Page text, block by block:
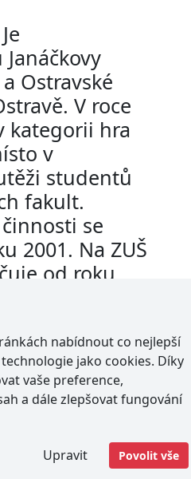
Ostravské
V roce
kategorii hra
v
studentů
fakult.
se
2001. Na ZUŠ
od roku
hře.
náměstí 192
Nádražní 573
nabídnout co nejlepší
jako cookies. Díky
vaše preference,
a dále zlepšovat fungování
Upravit Povolit vše